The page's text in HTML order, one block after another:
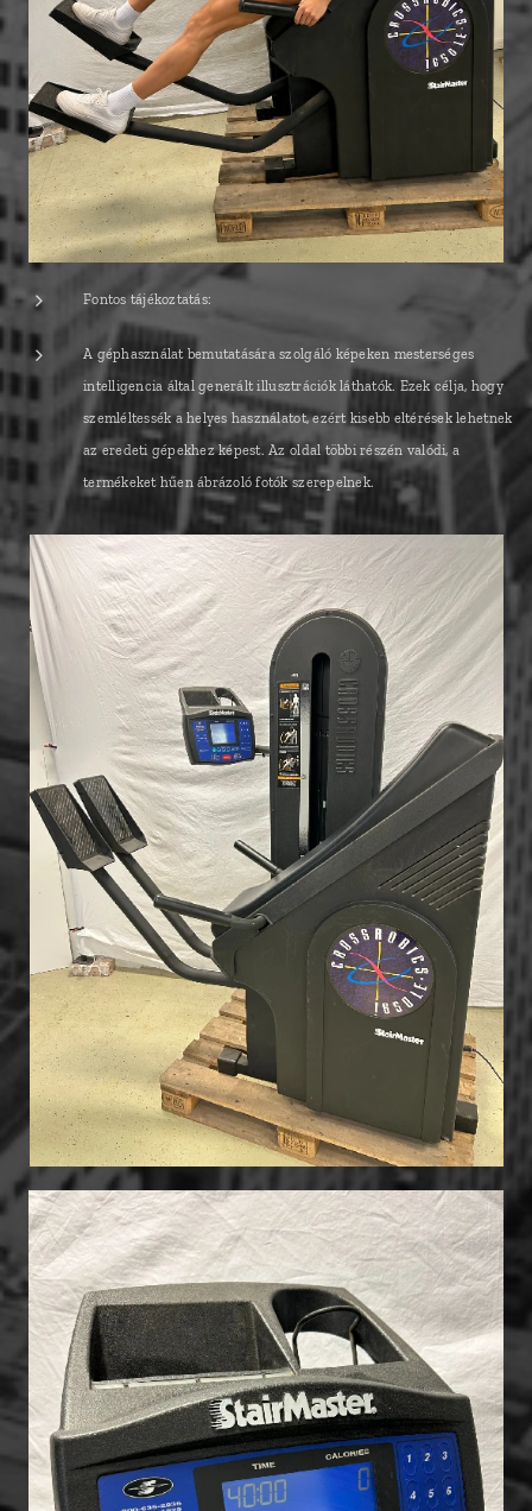
Fontos tájékoztatás:
A géphasználat bemutatására szolgáló képeken mesterséges
intelligencia által generált illusztrációk láthatók. Ezek célja, hogy
szemléltessék a helyes használatot, ezért kisebb eltérések lehetnek
az eredeti gépekhez képest. Az oldal többi részén valódi, a
termékeket hűen ábrázoló fotók szerepelnek.